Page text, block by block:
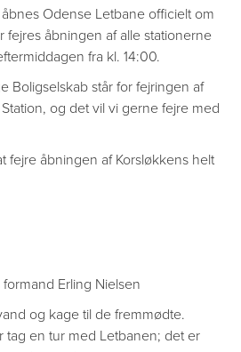
Odense Letbane officielt om
åbningen af alle stationerne
fra kl. 14:00.
Boligselskab står for fejringen af
og det vil vi gerne fejre med
fejre åbningen af Korsløkkens helt
formand Erling Nielsen
og kage til de fremmødte.
tag en tur med Letbanen; det er